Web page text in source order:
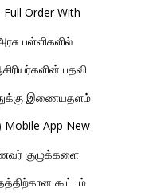
Full Order With
பள்ளிகளில்
பதவி
இணையதளம்
Mobile App New
குழுக்களை
கூட்டம்